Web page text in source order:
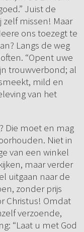
Juist de
missen! Maar
ons toezegt te
Langs de weg
“Opent uwe
trouwverbond; al
mild en
van het
Die moet en mag
Niet in
van een winkel
maar verder
uitgaan naar de
zonder prijs
Christus! Omdat
verzoende,
“Laat u met God